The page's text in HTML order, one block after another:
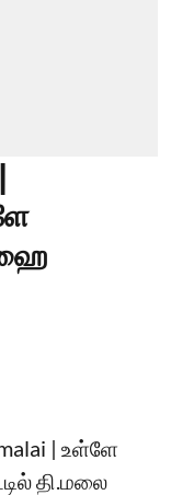
| உள்ளே
தி.மலை